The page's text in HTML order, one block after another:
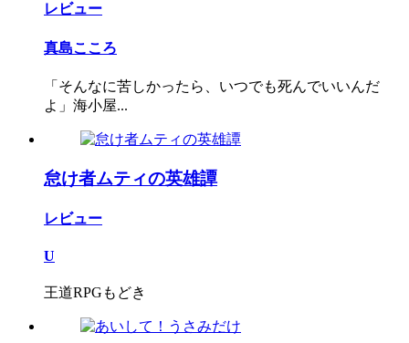
レビュー
真島こころ
「そんなに苦しかったら、いつでも死んでいいんだ
よ」海小屋...
怠け者ムティの英雄譚
レビュー
U
王道RPGもどき